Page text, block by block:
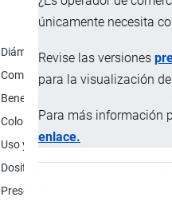
únicamente necesita
Revise las versiones
para la visualización
Para más información
enlace.
Característica
Diámetro
1.6
Comportamiento
Beneficios
Color
Marrón
Uso y forma de aplicación
Dosificación
Presentación
Sacos